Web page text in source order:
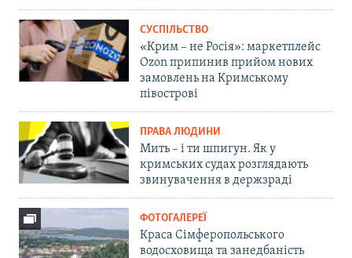
СУСПІЛЬСТВО
«Крим – не Росія»: маркетплейс
Ozon припинив прийом нових
замовлень на Кримському
півострові
ПРАВА ЛЮДИНИ
Мить – і ти шпигун. Як у
кримських судах розглядають
звинувачення в держзраді
ФОТОГАЛЕРЕЇ
Краса Сімферопольського
водосховища та занедбаність